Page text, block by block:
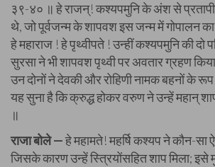
३९-४० ॥ हे राजन्‌! कश्यपमुनि के अंश से
थे, जो पूर्वजन्म के शापवश इस जन्म में गोपालन
हे महाराज ! हे पृथ्वीपते ! उन्हीं कश्यपमुनि की दो
सुरसा ने भी शापवश पृथ्वी पर अवतार ग्रहण
उन दोनों ने देवकी और रोहिणी नामक बहनों के
यह सुना है कि क्रुद्ध होकर वरुण ने उन्हें महान्‌
॥
राजा बोले —हे महामते! महर्षि कश्यप ने कौन-सा
जिसके कारण उन्हें स्त्रियोंसहित शाप मिला;